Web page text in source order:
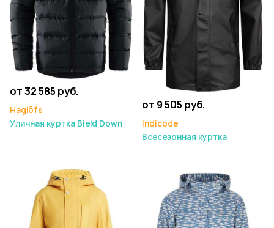
от 32 585 руб.
Haglöfs
Уличная куртка Bield Down
от 9 505 руб.
Indicode
Всесезонная куртка